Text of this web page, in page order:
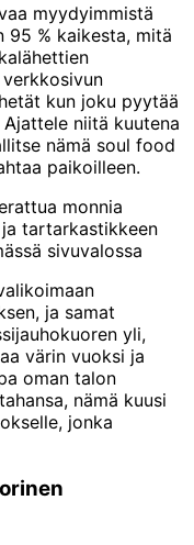
myydyimmistä
95 % kaikesta, mitä
kun joku pyytää
niitä kuutena
nämä soul food
paikoilleen.
monnia
tartarkastikkeen
sivuvalossa
ja samat
yli,
värin vuoksi ja
oman talon
nämä kuusi
jonka